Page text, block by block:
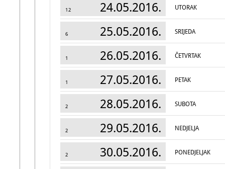
12 24.05.2016. UTORAK
6 25.05.2016. SRIJEDA
1 26.05.2016. ČETVRTAK
1 27.05.2016. PETAK
2 28.05.2016. SUBOTA
2 29.05.2016. NEDJELJA
2 30.05.2016. PONEDJELJAK